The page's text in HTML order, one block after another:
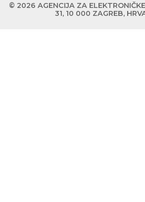
© 2026 AGENCIJA ZA ELEKTRONIČKE
31, 10 000 ZAGREB,